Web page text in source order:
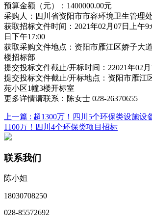
预算金额（元）：1400000.00元
采购人：四川省资阳市市容环境卫生管理处
获取招标文件时间：2021年02月07日上午
日下午17:00
获取采购文件地点：资阳市雁江区娇子大
楼招标部
提交投标文件截止/开标时间：22021年02月
提交投标文件截止/开标地点：资阳市雁江
苑小区1幢3楼开标室
更多详情请联系：陈女士 028-26370655
上一篇 : 超1300万！四川5个环保类设施设
1100万！四川4个环保类项目招标
联系我们
陈小姐
18030708250
028-85572692